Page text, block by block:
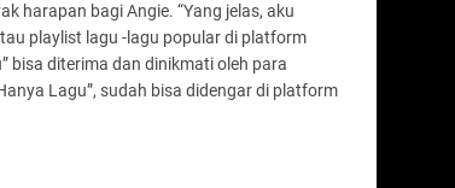
harapan bagi Angie. “Yang jelas, aku
playlist lagu -lagu popular di platform
bisa diterima dan dinikmati oleh para
Lagu”, sudah bisa didengar di platform